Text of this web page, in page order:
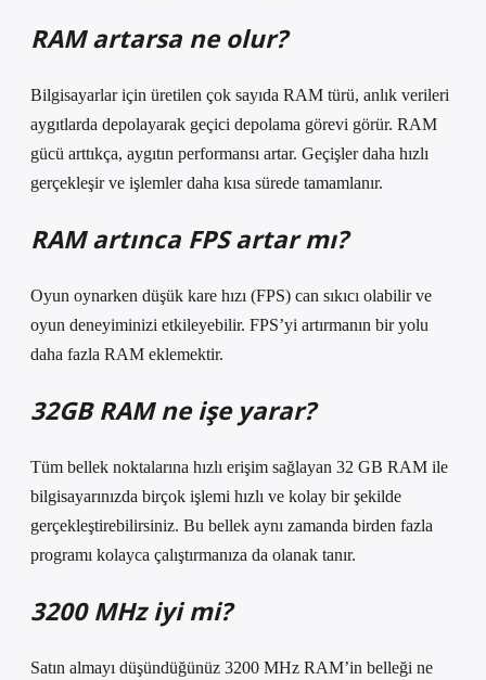
RAM artarsa ne olur?
Bilgisayarlar için üretilen çok sayıda RAM türü, anlık verileri
aygıtlarda depolayarak geçici depolama görevi görür. RAM
gücü arttıkça, aygıtın performansı artar. Geçişler daha hızlı
gerçekleşir ve işlemler daha kısa sürede tamamlanır.
RAM artınca FPS artar mı?
Oyun oynarken düşük kare hızı (FPS) can sıkıcı olabilir ve
oyun deneyiminizi etkileyebilir. FPS’yi artırmanın bir yolu
daha fazla RAM eklemektir.
32GB RAM ne işe yarar?
Tüm bellek noktalarına hızlı erişim sağlayan 32 GB RAM ile
bilgisayarınızda birçok işlemi hızlı ve kolay bir şekilde
gerçekleştirebilirsiniz. Bu bellek aynı zamanda birden fazla
programı kolayca çalıştırmanıza da olanak tanır.
3200 MHz iyi mi?
Satın almayı düşündüğünüz 3200 MHz RAM’in belleği ne